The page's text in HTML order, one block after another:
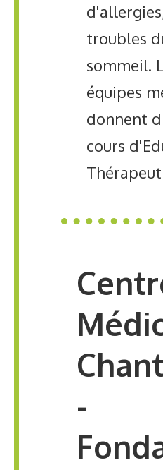
troubles
sommeil.
équipes
donnent
cours
-